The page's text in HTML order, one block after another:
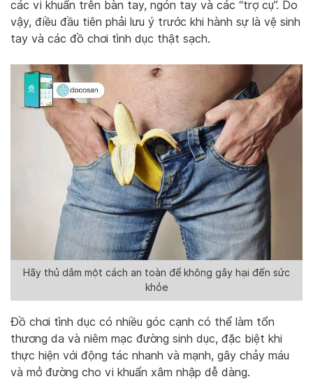
các vi khuẩn trên bàn tay, ngón tay và các “trợ cụ”. Do
vậy, điều đầu tiên phải lưu ý trước khi hành sự là vệ sinh
tay và các đồ chơi tình dục thật sạch.
Hãy thủ dâm một cách an toàn để không gây hại đến sức
khỏe
Đồ chơi tình dục có nhiều góc cạnh có thể làm tổn
thương da và niêm mạc đường sinh dục, đặc biệt khi
thực hiện với động tác nhanh và mạnh, gây chảy máu
và mở đường cho vi khuẩn xâm nhập dễ dàng.